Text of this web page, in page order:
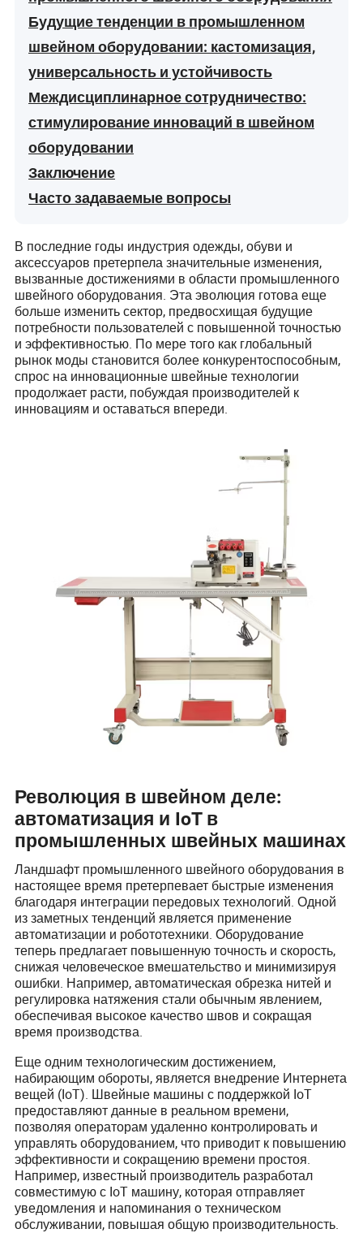
Будущие тенденции в промышленном
швейном оборудовании: кастомизация,
универсальность и устойчивость
Междисциплинарное сотрудничество:
стимулирование инноваций в швейном
оборудовании
Заключение
Часто задаваемые вопросы
В последние годы индустрия одежды, обуви и
аксессуаров претерпела значительные изменения,
вызванные достижениями в области промышленного
швейного оборудования. Эта эволюция готова еще
больше изменить сектор, предвосхищая будущие
потребности пользователей с повышенной точностью
и эффективностью. По мере того как глобальный
рынок моды становится более конкурентоспособным,
спрос на инновационные швейные технологии
продолжает расти, побуждая производителей к
инновациям и оставаться впереди.
Революция в швейном деле:
автоматизация и IoT в
промышленных швейных машинах
Ландшафт промышленного швейного оборудования в
настоящее время претерпевает быстрые изменения
благодаря интеграции передовых технологий. Одной
из заметных тенденций является применение
автоматизации и робототехники. Оборудование
теперь предлагает повышенную точность и скорость,
снижая человеческое вмешательство и минимизируя
ошибки. Например, автоматическая обрезка нитей и
регулировка натяжения стали обычным явлением,
обеспечивая высокое качество швов и сокращая
время производства.
Еще одним технологическим достижением,
набирающим обороты, является внедрение Интернета
вещей (IoT). Швейные машины с поддержкой IoT
предоставляют данные в реальном времени,
позволяя операторам удаленно контролировать и
управлять оборудованием, что приводит к повышению
эффективности и сокращению времени простоя.
Например, известный производитель разработал
совместимую с IoT машину, которая отправляет
уведомления и напоминания о техническом
обслуживании, повышая общую производительность.